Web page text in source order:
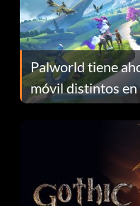
Palworld tiene
móvil distintos
continuación te